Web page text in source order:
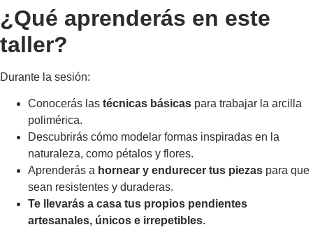
¿Qué aprenderás en este
taller?
Durante la sesión:
Conocerás las técnicas básicas para trabajar la arcilla
polimérica.
Descubrirás cómo modelar formas inspiradas en la
naturaleza, como pétalos y flores.
Aprenderás a hornear y endurecer tus piezas para que
sean resistentes y duraderas.
Te llevarás a casa tus propios pendientes
artesanales, únicos e irrepetibles.